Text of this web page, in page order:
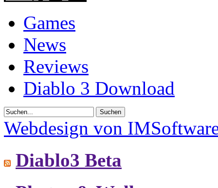
Games
News
Reviews
Diablo 3 Download
Webdesign von
Diablo3 Beta